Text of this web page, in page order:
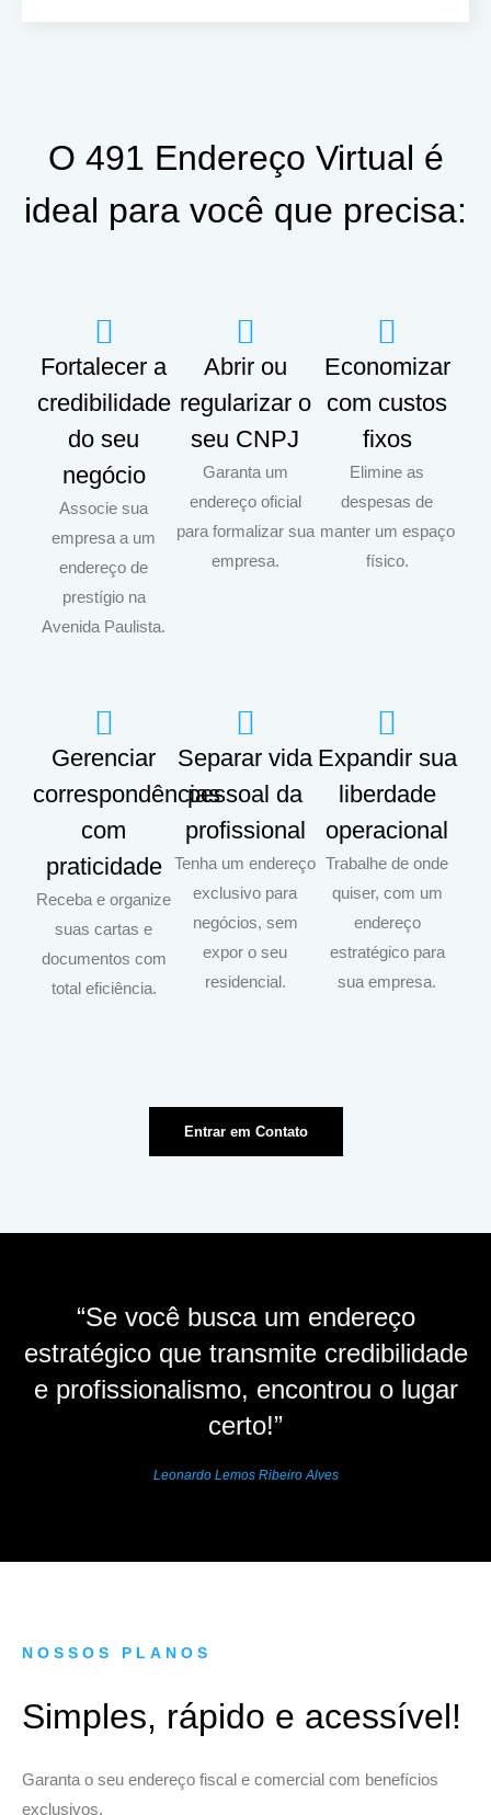
O 491 Endereço Virtual é
ideal para você que precisa:
Fortalecer a
credibilidade
do seu
negócio
Associe sua
empresa a um
endereço de
prestígio na
Avenida Paulista.
Abrir ou
regularizar o
seu CNPJ
Garanta um
endereço oficial
para formalizar sua
empresa.
Economizar
com custos
fixos
Elimine as
despesas de
manter um espaço
físico.
Gerenciar
correspondências
com
praticidade
Receba e organize
suas cartas e
documentos com
total eficiência.
Separar vida
pessoal da
profissional
Tenha um endereço
exclusivo para
negócios, sem
expor o seu
residencial.
Expandir sua
liberdade
operacional
Trabalhe de onde
quiser, com um
endereço
estratégico para
sua empresa.
Entrar em Contato
“Se você busca um endereço
estratégico que transmite credibilidade
e profissionalismo, encontrou o lugar
certo!”
Leonardo Lemos Ribeiro Alves
NOSSOS PLANOS
Simples, rápido e acessível!
Garanta o seu endereço fiscal e comercial com benefícios
exclusivos.